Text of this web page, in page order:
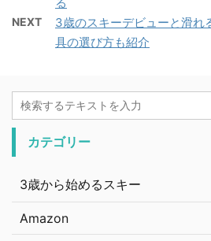
NEXT
3歳のスキーデビューと滑れ
具の選び方も紹介
カテゴリー
3歳から始めるスキー
Amazon